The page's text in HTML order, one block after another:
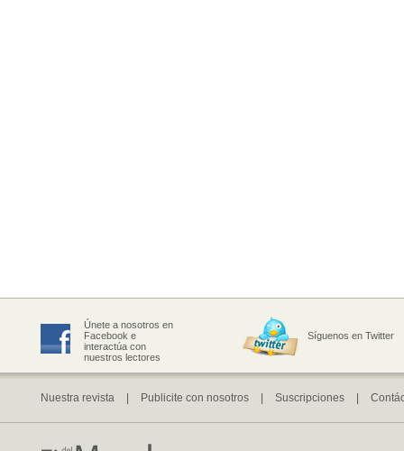
Únete a nosotros en
Facebook e
interactúa con
nuestros lectores
Síguenos en Twitter
Nuestra revista Publicite con nosotros Suscripciones